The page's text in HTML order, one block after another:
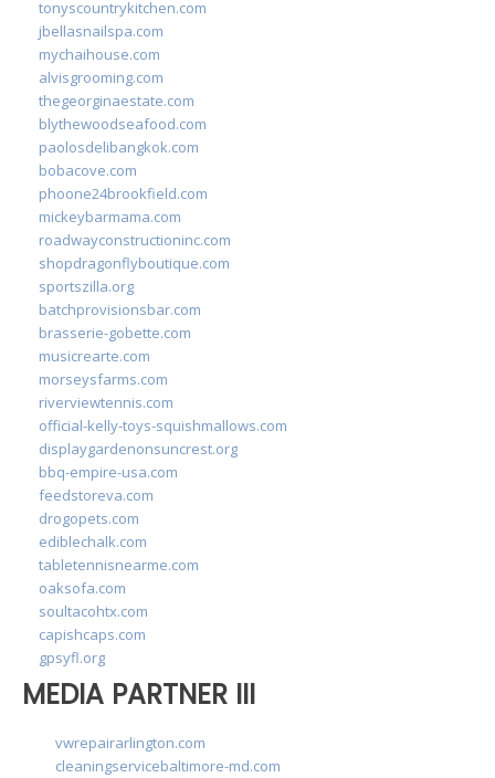
tonyscountrykitchen.com
jbellasnailspa.com
mychaihouse.com
alvisgrooming.com
thegeorginaestate.com
blythewoodseafood.com
paolosdelibangkok.com
bobacove.com
phoone24brookfield.com
mickeybarmama.com
roadwayconstructioninc.com
shopdragonflyboutique.com
sportszilla.org
batchprovisionsbar.com
brasserie-gobette.com
musicrearte.com
morseysfarms.com
riverviewtennis.com
official-kelly-toys-squishmallows.com
displaygardenonsuncrest.org
bbq-empire-usa.com
feedstoreva.com
drogopets.com
ediblechalk.com
tabletennisnearme.com
oaksofa.com
soultacohtx.com
capishcaps.com
gpsyfl.org
MEDIA PARTNER III
vwrepairarlington.com
cleaningservicebaltimore-md.com